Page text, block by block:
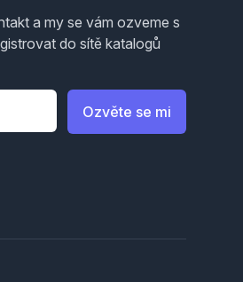
a my se vám ozveme s
do sítě katalogů
Ozvěte se mi